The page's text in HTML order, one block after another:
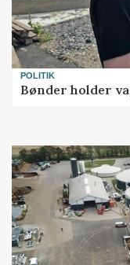
POLITIK
Bønder holder